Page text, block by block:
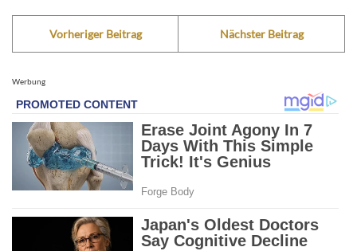
Vorheriger Beitrag Nächster Beitrag
Werbung